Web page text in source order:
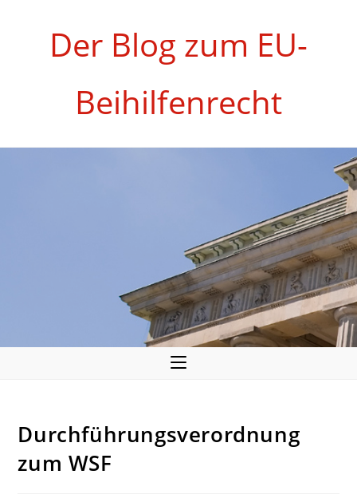
Der Blog zum EU-
Beihilfenrecht
Durchführungsverordnung
zum WSF